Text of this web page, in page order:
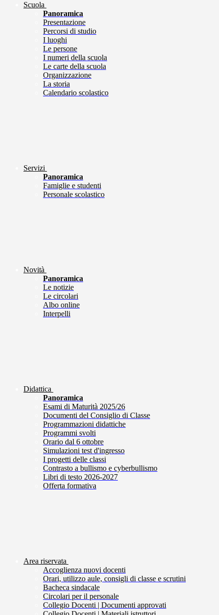
Scuola
Panoramica
Presentazione
Percorsi di studio
I luoghi
Le persone
I numeri della scuola
Le carte della scuola
Organizzazione
La storia
Calendario scolastico
Servizi
Panoramica
Famiglie e studenti
Personale scolastico
Novità
Panoramica
Le notizie
Le circolari
Albo online
Interpelli
Didattica
Panoramica
Esami di Maturità 2025/26
Documenti del Consiglio di Classe
Programmazioni didattiche
Programmi svolti
Orario dal 6 ottobre
Simulazioni test d'ingresso
I progetti delle classi
Contrasto a bullismo e cyberbullismo
Libri di testo 2026-2027
Offerta formativa
Area riservata
Accoglienza nuovi docenti
Orari, utilizzo aule, consigli di classe e scrutini
Bacheca sindacale
Circolari per il personale
Collegio Docenti | Documenti approvati